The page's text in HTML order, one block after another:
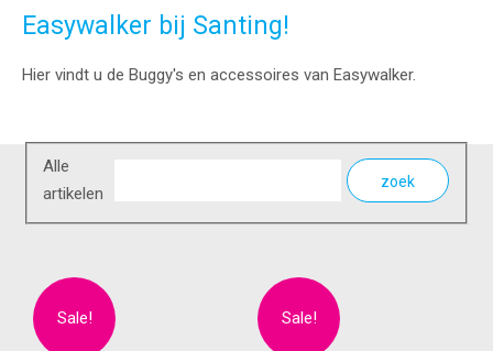
Easywalker bij Santing!
Hier vindt u de Buggy's en accessoires van Easywalker.
Alle
artikelen
zoek